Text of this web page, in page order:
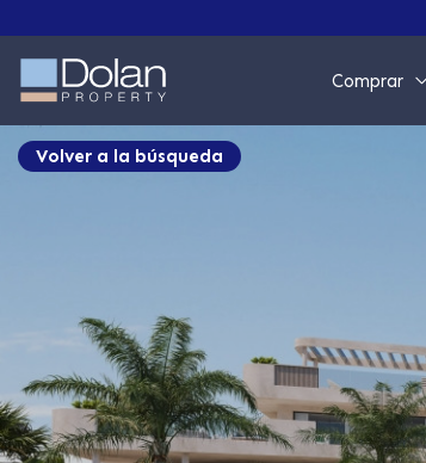
Comprar
Volver a la búsqueda